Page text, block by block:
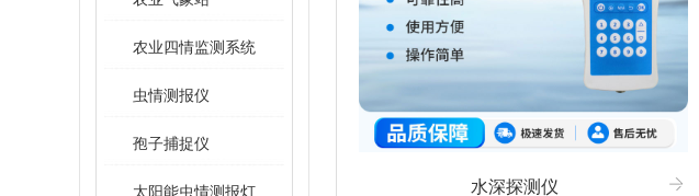
农业四情监测系统
虫情测报仪
孢子捕捉仪
太阳能虫情测报灯
水深探测仪